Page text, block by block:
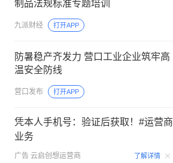
制品法规标准专题培训
九派财经 打开APP
防暑稳产齐发力 营口工业企业筑牢高
温安全防线
营口发布 打开APP
凭本人手机号：验证后获取！#运营商
业务
广告 云启创想运营商 了解详情